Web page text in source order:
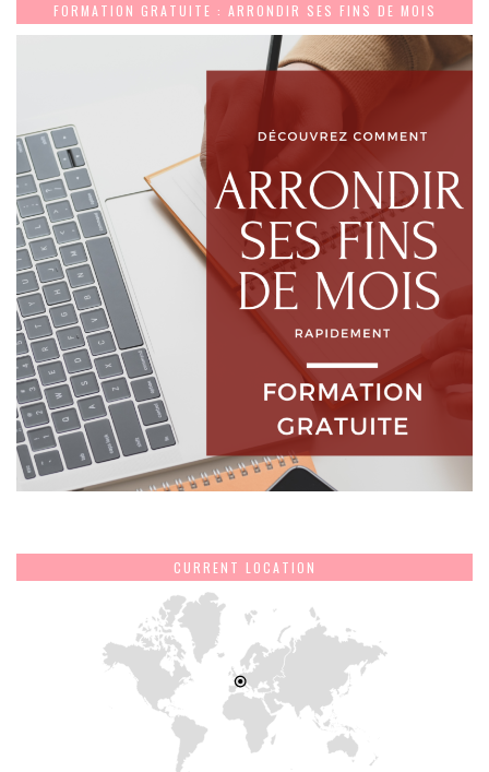
FORMATION GRATUITE : ARRONDIR SES FINS DE MOIS
CURRENT LOCATION